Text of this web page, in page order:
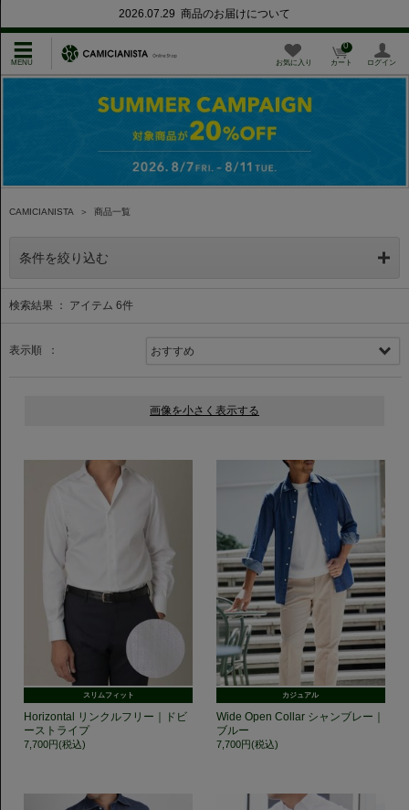
2026.07.29 商品のお届けについて
お気に入り カート
0
ログイン
CAMICIANISTA ＞ 商品一覧
条件を絞り込む
検索結果 ： アイテム 6件
表示順 ：
スリムフィット
Horizontal リンクルフリー｜ドビ
ーストライプ
7,700円(税込)
カジュアル
Wide Open Collar シャンブレー｜
ブルー
7,700円(税込)